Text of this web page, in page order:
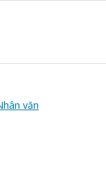
văn